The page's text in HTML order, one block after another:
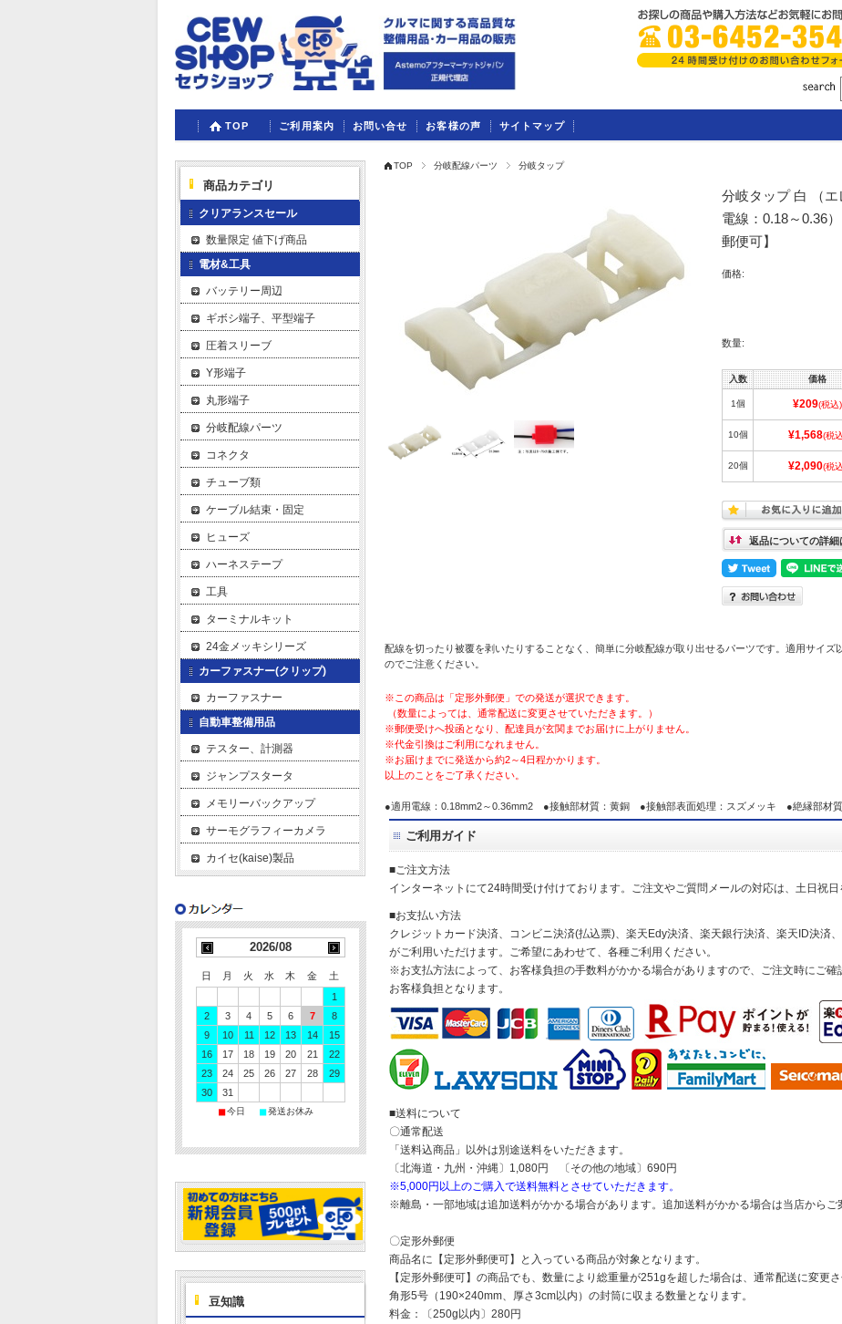
TOP ご利用案内 お問い合せ お客様の声 サイトマップ
TOP 分岐配線パーツ 分岐タップ
分岐タップ 白 （
電線：0.18～0.36
郵便可】
価格:
数量:
入数 価格
1個 ¥209(税込)
10個 ¥1,568(税
20個 ¥2,090(税
返品についての詳細
配線を切ったり被覆を剥いたりすることなく、簡単に分岐配線が取り出せるパーツです。適用サイ
のでご注意ください。
※この商品は「定形外郵便」での発送が選択できます。
（数量によっては、通常配送に変更させていただきます。）
※郵便受けへ投函となり、配達員が玄関までお届けに上がりません。
※代金引換はご利用になれません。
※お届けまでに発送から約2～4日程かかります。
以上のことをご了承ください。
●適用電線：0.18mm2～0.36mm2 ●接触部材質：黄銅 ●接触部表面処理：スズメッキ ●絶縁部材
ご利用ガイド
■ご注文方法
インターネットにて24時間受け付けております。ご注文やご質問メールの対応は、土日祝日
■お支払い方法
クレジットカード決済、コンビニ決済(払込票)、楽天Edy決済、楽天銀行決済、楽天ID決済
がご利用いただけます。ご希望にあわせて、各種ご利用ください。
※お支払方法によって、お客様負担の手数料がかかる場合がありますので、ご注文時にご
お客様負担となります。
■送料について
〇通常配送
「送料込商品」以外は別途送料をいただきます。
〔北海道・九州・沖縄〕1,080円 〔その他の地域〕690円
※5,000円以上のご購入で送料無料とさせていただきます。
※離島・一部地域は追加送料がかかる場合があります。追加送料がかかる場合は当店からご
〇定形外郵便
商品名に【定形外郵便可】と入っている商品が対象となります。
【定形外郵便可】の商品でも、数量により総重量が251gを超した場合は、通常配送に変更さ
角形5号（190×240mm、厚さ3cm以内）の封筒に収まる数量となります。
料金：〔250g以内〕280円
商品カテゴリ
クリアランスセール
数量限定 値下げ商品
電材&工具
バッテリー周辺
ギボシ端子、平型端子
圧着スリーブ
Y形端子
丸形端子
分岐配線パーツ
コネクタ
チューブ類
ケーブル結束・固定
ヒューズ
ハーネステープ
工具
ターミナルキット
24金メッキシリーズ
カーファスナー(クリップ)
カーファスナー
自動車整備用品
テスター、計測器
ジャンプスタータ
メモリーバックアップ
サーモグラフィーカメラ
カイセ(kaise)製品
2026/08
日 月 火 水 木 金
土
1
2
3 4 5 6 7
8
9
10 11 12 13 14
15
16
17 18 19 20 21
22
23
24 25 26 27 28
29
30
31
■今日 ■発送お休み
豆知識